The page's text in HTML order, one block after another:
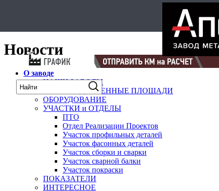
Новости
О заводе
НАШИ ЗАВОДЫ
ПРОИЗВОДСТВЕННЫЕ ПЛОЩАДИ
ОБОРУДОВАНИЕ
УЧАСТКИ и ОТДЕЛЫ
ПТО
Отдел Реализации Проектов
Участок профильных деталей
Участок фасонных деталей
Участок сборки и сварки
Участок сварной балки
Участок покраски
ПОКАЗАТЕЛИ
ИНТЕРЕСНОЕ